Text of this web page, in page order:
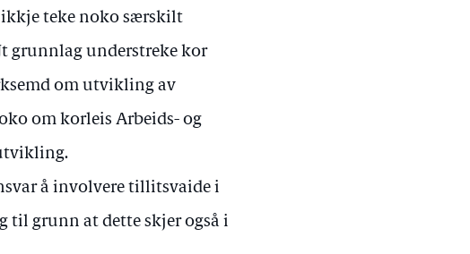
ikkje teke noko særskilt
grunnlag understreke kor
om utvikling av
om korleis Arbeids- og
å involvere tillitsvaide i
til grunn at dette skjer også i